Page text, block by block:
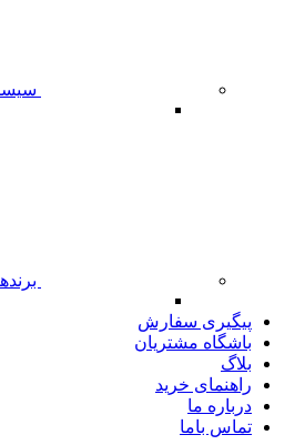
پیگیری سفارش
باشگاه مشتریان
بلاگ
راهنمای خرید
درباره ما
تماس باما